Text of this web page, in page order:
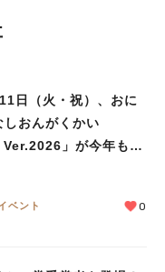
日（火・祝）、おに
しおんがくかい
」が今年も開
校」♪
ベント 0
ド